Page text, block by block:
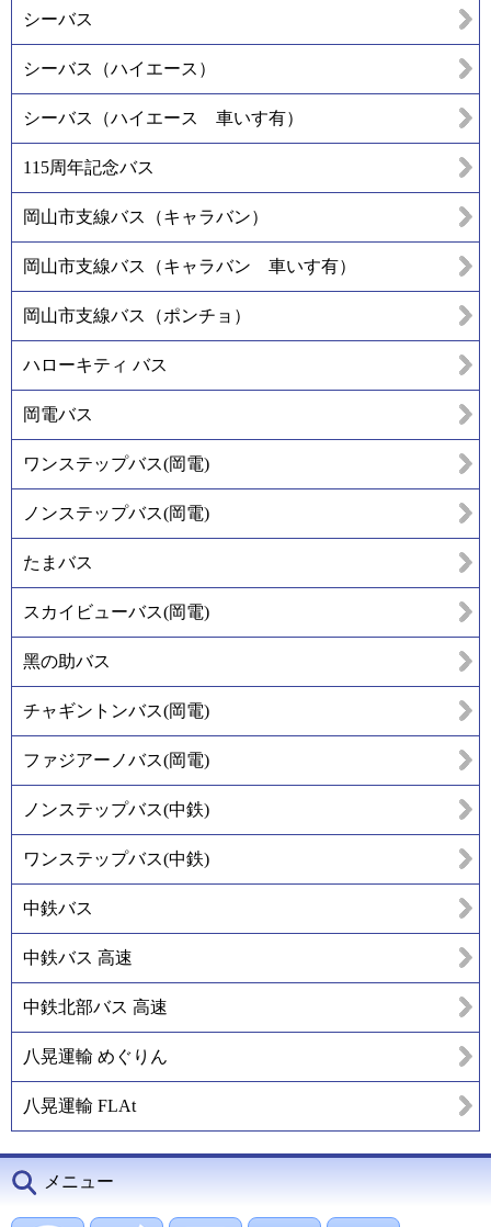
シーバス
シーバス（ハイエース）
シーバス（ハイエース 車いす有）
115周年記念バス
岡山市支線バス（キャラバン）
岡山市支線バス（キャラバン 車いす有）
岡山市支線バス（ポンチョ）
ハローキティ バス
岡電バス
ワンステップバス(岡電)
ノンステップバス(岡電)
たまバス
スカイビューバス(岡電)
黑の助バス
チャギントンバス(岡電)
ファジアーノバス(岡電)
ノンステップバス(中鉄)
ワンステップバス(中鉄)
中鉄バス
中鉄バス 高速
中鉄北部バス 高速
八晃運輸 めぐりん
八晃運輸 FLAt
メニュー